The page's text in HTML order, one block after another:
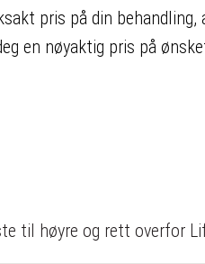
pris på din
en nøyaktig pris på
til høyre og rett overfor